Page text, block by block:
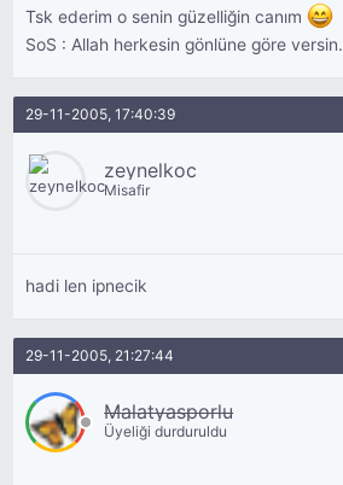
Tsk ederim o senin güzelliğin canım
SoS : Allah herkesin gönlüne göre versin.
29-11-2005, 17:40:39
zeynelkoc
Misafir
hadi len ipnecik
29-11-2005, 21:27:44
Malatyasporlu
Üyeliği durduruldu